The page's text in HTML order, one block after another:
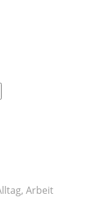
Arbeit